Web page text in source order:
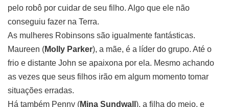
pelo robô por cuidar de seu filho. Algo que ele não
conseguiu fazer na Terra.
As mulheres Robinsons são igualmente fantásticas.
Maureen (Molly Parker), a mãe, é a líder do grupo. Até o
frio e distante John se apaixona por ela. Mesmo achando
as vezes que seus filhos irão em algum momento tomar
situações erradas.
Há também Penny (Mina Sundwall ), a filha do meio, e